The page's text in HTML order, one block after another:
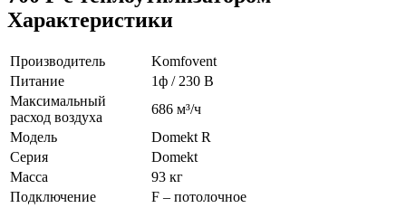
Характеристики
Производитель
Komfovent
Питание
1ф / 230 В
Максимальный
расход воздуха
686 м³/ч
Модель
Domekt R
Серия
Domekt
Масса
93 кг
Подключение
F – потолочное